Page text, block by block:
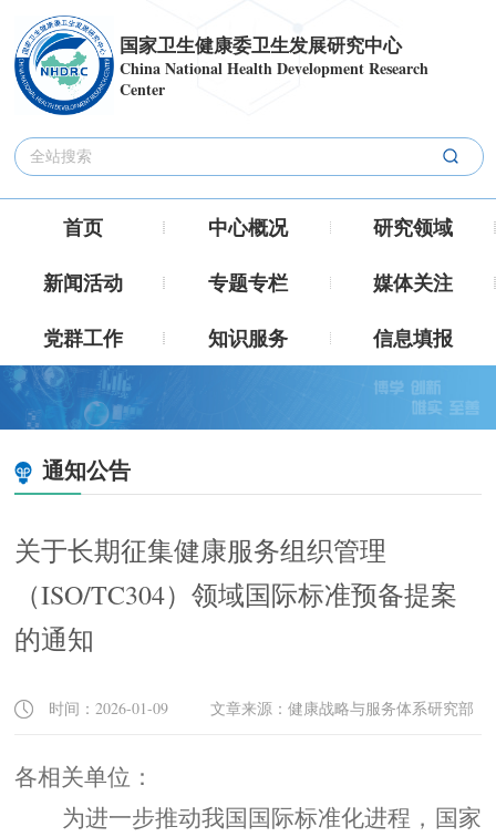
国家卫生健康委卫生发展研究中心
China National Health Development Research
Center
首页 中心概况
研究领域
新闻活动
专题专栏
媒体关注
党群工作
知识服务 信息填报
通知公告
关于长期征集健康服务组织管理
（ISO/TC304）领域国际标准预备提案
的通知
时间：2026-01-09 文章来源：健康战略与服务体系研究部
各相关单位：
为进一步推动我国国际标准化进程，国家